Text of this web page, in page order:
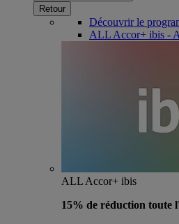
Retour
Découvrir le
ALL Accor+ ibis -
ALL Accor+ ibis
15% de réduction toute